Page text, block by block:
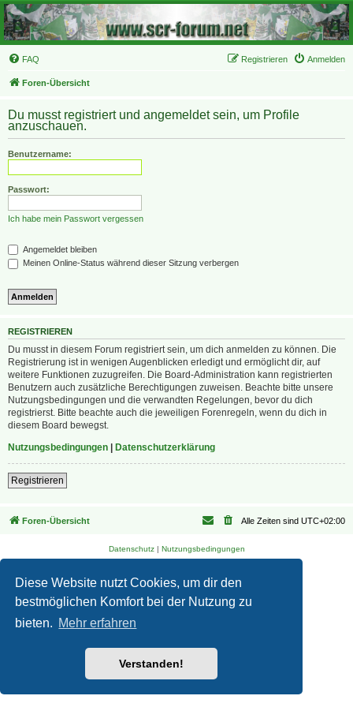
Diese Website nutzt Cookies, um dir den
bestmöglichen Komfort bei der Nutzung zu
bieten. Mehr erfahren
Verstanden!
FAQ Anmelden
Registrieren
Foren-Übersicht
Du musst registriert und angemeldet sein, um Profile
anzuschauen.
Benutzername:
Passwort:
Ich habe mein Passwort vergessen
Angemeldet bleiben
Meinen Online-Status während dieser Sitzung verbergen
REGISTRIEREN
Du musst in diesem Forum registriert sein, um dich anmelden zu können. Die
Registrierung ist in wenigen Augenblicken erledigt und ermöglicht dir, auf
weitere Funktionen zuzugreifen. Die Board-Administration kann registrierten
Benutzern auch zusätzliche Berechtigungen zuweisen. Beachte bitte unsere
Nutzungsbedingungen und die verwandten Regelungen, bevor du dich
registrierst. Bitte beachte auch die jeweiligen Forenregeln, wenn du dich in
diesem Board bewegst.
Nutzungsbedingungen
Datenschutzerklärung
Registrieren
Foren-Übersicht Alle Zeiten sind UTC+02:00
Datenschutz| Nutzungsbedingungen